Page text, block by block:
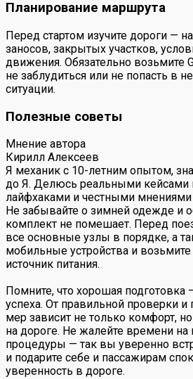
Планирование маршрута
Перед стартом изучите дороги —
заносов, закрытых участков,
движения. Обязательно возьмите
не заблудиться или не попасть в
ситуации.
Полезные советы
Мнение автора
Кирилл Алексеев
Я механик с 10-летним опытом,
до Я. Делюсь реальными кейсами
лайфхаками и честными мнениями
Не забывайте о зимней одежде и
комплект не помешает. Перед
все основные узлы в порядке, а
мобильные устройства и
источник питания.
Помните, что хорошая подготовка
успеха. От правильной проверки и
мер зависит не только комфорт,
на дороге. Не жалейте времени на
процедуры — так вы уверенно
и подарите себе и пассажирам
уверенность в дороге.